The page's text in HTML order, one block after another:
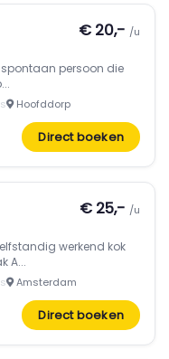
€ 20,- /u
spontaan persoon die
Hoofddorp
Direct boeken
€ 25,- /u
werkend kok
A...
Amsterdam
Direct boeken